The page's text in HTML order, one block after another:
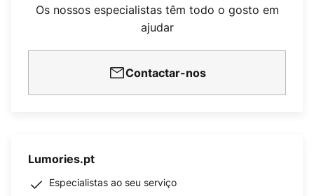
Os nossos especialistas têm todo o gosto em
ajudar
Contactar-nos
Lumories.pt
Especialistas ao seu serviço